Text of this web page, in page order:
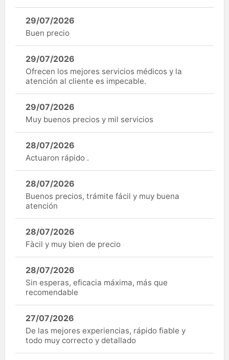
29/07/2026
Buen precio
29/07/2026
Ofrecen los mejores servicios médicos y la
atención al cliente es impecable.
29/07/2026
Muy buenos precios y mil servicios
28/07/2026
Actuaron rápido .
28/07/2026
Buenos precios, trámite fácil y muy buena
atención
28/07/2026
Fàcil y muy bien de precio
28/07/2026
Sin esperas, eficacia máxima, más que
recomendable
27/07/2026
De las mejores experiencias, rápido fiable y
todo muy correcto y detallado